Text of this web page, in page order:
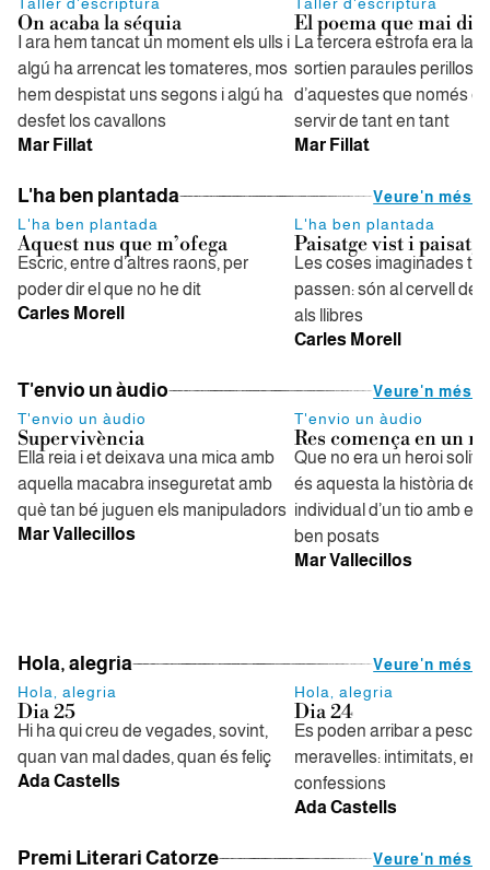
On acaba la séquia
I ara hem tancat un moment els ulls i
algú ha arrencat les tomateres, mos
hem despistat uns segons i algú ha
desfet los cavallons
Mar Fillat
El poema que mai
La tercera estrofa era la
sortien paraules
d’aquestes que només
servir de tant en tant
Mar Fillat
L'ha ben plantada
Veure'n més
L'ha ben plantada
Aquest nus que m’ofega
Escric, entre d’altres raons, per
poder dir el que no he dit
Carles Morell
L'ha ben plantada
Paisatge vist i
Les coses imaginades
passen: són al cervell de
als llibres
Carles Morell
T'envio un àudio
Veure'n més
T'envio un àudio
Supervivència
Ella reia i et deixava una mica amb
aquella macabra inseguretat amb
què tan bé juguen els manipuladors
Mar Vallecillos
T'envio un àudio
Res comença en un
Que no era un heroi
és aquesta la història de
individual d’un tio amb
ben posats
Mar Vallecillos
Hola, alegria
Veure'n més
Hola, alegria
Dia 25
Hi ha qui creu de vegades, sovint,
quan van mal dades, quan és feliç
Ada Castells
Hola, alegria
Dia 24
Es poden arribar a pescar
meravelles: intimitats,
confessions
Ada Castells
Premi Literari Catorze
Veure'n més